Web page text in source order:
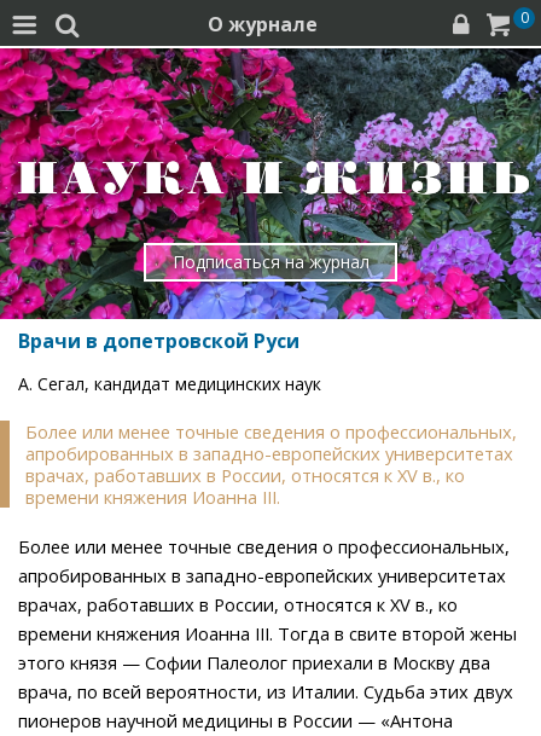
  О журнале   0
Подписаться на журнал
Врачи в допетровской Руси
А. Сегал, кандидат медицинских наук
Более или менее точные сведения о профессиональных,
апробированных в западно-европейских университетах
врачах, работавших в России, относятся к XV в., ко
времени княжения Иоанна III.
Более или менее точные сведения о профессиональных,
апробированных в западно-европейских университетах
врачах, работавших в России, относятся к XV в., ко
времени княжения Иоанна III. Тогда в свите второй жены
этого князя — Софии Палеолог приехали в Москву два
врача, по всей вероятности, из Италии. Судьба этих двух
пионеров научной медицины в России — «Антона